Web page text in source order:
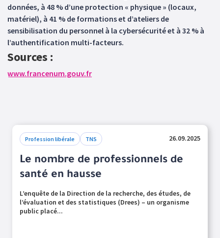
données, à 48 % d’une protection « physique » (locaux,
matériel), à 41 % de formations et d’ateliers de
sensibilisation du personnel à la cybersécurité et à 32 % à
l’authentification multi-facteurs.
Sources :
www.francenum.gouv.fr
Profession libérale TNS 26.09.2025
Le nombre de professionnels de
santé en hausse
L’enquête de la Direction de la recherche, des études, de
l’évaluation et des statistiques (Drees) – un organisme
public placé...